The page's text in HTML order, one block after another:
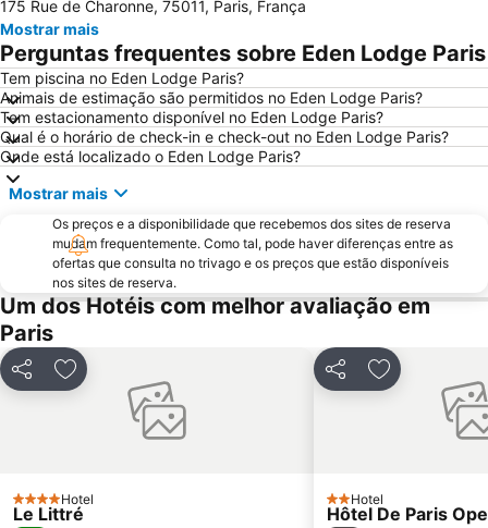
8th district Élysée
9th district Opéra
Museu do Louvre
6th district Luxembourg
Paris Expo Porte de Versailles 5th district Panthéon
Montparnasse
Stade de France
7th district Palais Bourbon
15th district Vaugirard
Disney Village
3rd district Temple
Bercy
4th district Hôtel-de-Ville
Colina de Montmartre
18th district la Butte-Montmartre
11th district Popincourt
Notre-Dame Cathedral
Centre commercial International Val d'Europe
2nd district la Bourse
Palais Garnier Opera National de Paris
La Défense
Les Halles
Nation Metro Station
Galerias Lafayette Paris Haussmann
Gare de Lyon Metro Station
Montparnasse Train station
175 Rue de Charonne, 75011, Paris, França
Mostrar mais
Perguntas frequentes sobre Eden Lodge Paris
Tem piscina no Eden Lodge Paris?
Animais de estimação são permitidos no Eden Lodge Paris?
Tem estacionamento disponível no Eden Lodge Paris?
Qual é o horário de check-in e check-out no Eden Lodge Paris?
Onde está localizado o Eden Lodge Paris?
Mostrar mais
Os preços e a disponibilidade que recebemos dos sites de reserva
mudam frequentemente. Como tal, pode haver diferenças entre as
ofertas que consulta no trivago e os preços que estão disponíveis
nos sites de reserva.
Um dos Hotéis com melhor avaliação em
Paris
PartilharAdicionar aos favoritos
4 Estrelas
Hotel
Le Littré
PartilharAdicionar
2 Estrelas
Hotel
Hôtel De Paris